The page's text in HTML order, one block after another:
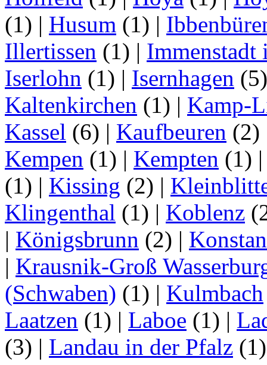
(1) | Husum (1) |
Illertissen (1) | Immenstadt
Iserlohn (1) | Isernhagen
Kaltenkirchen (1) | Kamp-
Kassel (6) | Kaufbeuren (2)
Kempen (1) | Kempten (1)
(1) | Kissing (2) |
Klingenthal (1) | Koblenz
| Königsbrunn (2) |
| Krausnik-Groß
(Schwaben) (1) | Kulmbach
Laatzen (1) | Laboe (1) |
(3) | Landau in der Pfalz